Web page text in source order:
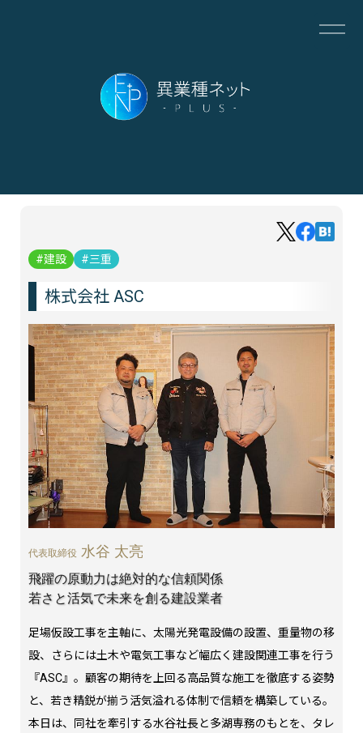
建設 三重
株式会社 ASC
代表取締役 水谷 太亮
飛躍の原動力は絶対的な信頼関係
若さと活気で未来を創る建設業者
足場仮設工事を主軸に、太陽光発電設備の設置、重量物の移
設、さらには土木や電気工事など幅広く建設関連工事を行う
『ASC』。顧客の期待を上回る高品質な施工を徹底する姿勢
と、若き精鋭が揃う活気溢れる体制で信頼を構築している。
本日は、同社を牽引する水谷社長と多湖専務のもとを、タレ